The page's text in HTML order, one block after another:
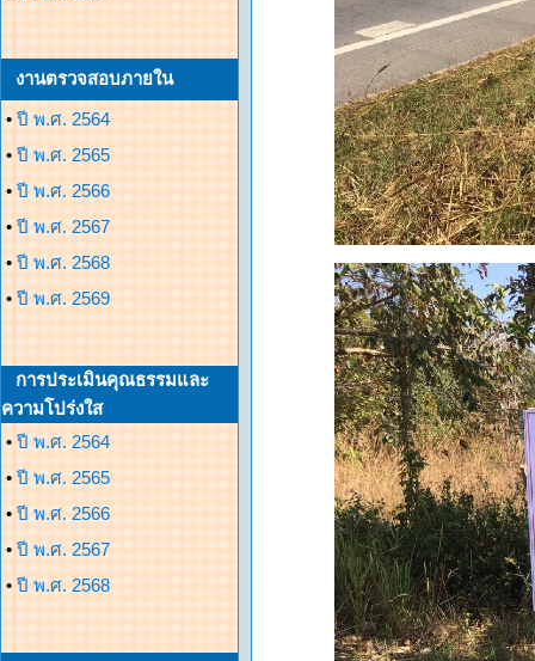
งานตรวจสอบภายใน
• ปี พ.ศ. 2564
• ปี พ.ศ. 2565
• ปี พ.ศ. 2566
• ปี พ.ศ. 2567
• ปี พ.ศ. 2568
• ปี พ.ศ. 2569
การประเมินคุณธรรมและ
ความโปร่งใส
• ปี พ.ศ. 2564
• ปี พ.ศ. 2565
• ปี พ.ศ. 2566
• ปี พ.ศ. 2567
• ปี พ.ศ. 2568